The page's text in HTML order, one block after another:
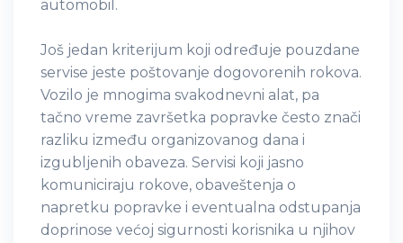
automobil.
Još jedan kriterijum koji određuje pouzdane
servise jeste poštovanje dogovorenih rokova.
Vozilo je mnogima svakodnevni alat, pa
tačno vreme završetka popravke često znači
razliku između organizovanog dana i
izgubljenih obaveza. Servisi koji jasno
komuniciraju rokove, obaveštenja o
napretku popravke i eventualna odstupanja
doprinose većoj sigurnosti korisnika u njihov